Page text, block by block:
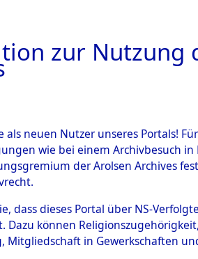
0004
zur Nutzung
als neuen Nutzer unseres Portals!
wie bei einem Archivbesuch
der Arolsen Archives
dass dieses Portal über NS-
Dazu können
Mitgliedschaft in Gewerkschaften